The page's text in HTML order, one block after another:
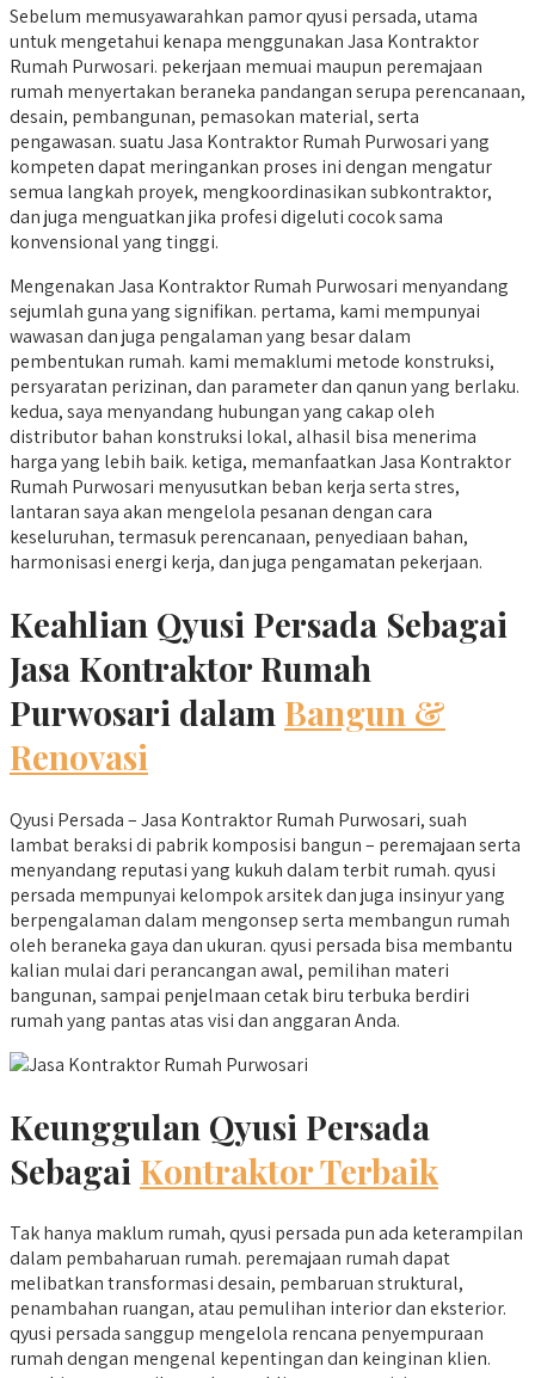
Sebelum memusyawarahkan pamor qyusi persada, utama
untuk mengetahui kenapa menggunakan Jasa Kontraktor
Rumah Purwosari. pekerjaan memuai maupun peremajaan
rumah menyertakan beraneka pandangan serupa perencanaan,
desain, pembangunan, pemasokan material, serta
pengawasan. suatu Jasa Kontraktor Rumah Purwosari yang
kompeten dapat meringankan proses ini dengan mengatur
semua langkah proyek, mengkoordinasikan subkontraktor,
dan juga menguatkan jika profesi digeluti cocok sama
konvensional yang tinggi.
Mengenakan Jasa Kontraktor Rumah Purwosari menyandang
sejumlah guna yang signifikan. pertama, kami mempunyai
wawasan dan juga pengalaman yang besar dalam
pembentukan rumah. kami memaklumi metode konstruksi,
persyaratan perizinan, dan parameter dan qanun yang berlaku.
kedua, saya menyandang hubungan yang cakap oleh
distributor bahan konstruksi lokal, alhasil bisa menerima
harga yang lebih baik. ketiga, memanfaatkan Jasa Kontraktor
Rumah Purwosari menyusutkan beban kerja serta stres,
lantaran saya akan mengelola pesanan dengan cara
keseluruhan, termasuk perencanaan, penyediaan bahan,
harmonisasi energi kerja, dan juga pengamatan pekerjaan.
Keahlian Qyusi Persada Sebagai
Jasa Kontraktor Rumah
Purwosari dalam Bangun &
Renovasi
Qyusi Persada – Jasa Kontraktor Rumah Purwosari, suah
lambat beraksi di pabrik komposisi bangun – peremajaan serta
menyandang reputasi yang kukuh dalam terbit rumah. qyusi
persada mempunyai kelompok arsitek dan juga insinyur yang
berpengalaman dalam mengonsep serta membangun rumah
oleh beraneka gaya dan ukuran. qyusi persada bisa membantu
kalian mulai dari perancangan awal, pemilihan materi
bangunan, sampai penjelmaan cetak biru terbuka berdiri
rumah yang pantas atas visi dan anggaran Anda.
Keunggulan Qyusi Persada
Sebagai Kontraktor Terbaik
Tak hanya maklum rumah, qyusi persada pun ada keterampilan
dalam pembaharuan rumah. peremajaan rumah dapat
melibatkan transformasi desain, pembaruan struktural,
penambahan ruangan, atau pemulihan interior dan eksterior.
qyusi persada sanggup mengelola rencana penyempuraan
rumah dengan mengenal kepentingan dan keinginan klien.